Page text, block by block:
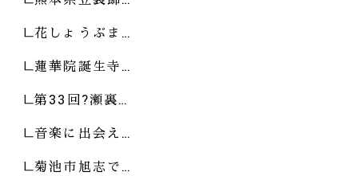
花しょうぶま…
蓮華院誕生寺…
第33回?瀬裏…
音楽に出会え…
菊池市旭志で…